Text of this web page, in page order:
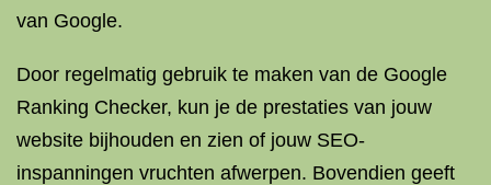
van Google.
Door regelmatig gebruik te maken van de Google
Ranking Checker, kun je de prestaties van jouw
website bijhouden en zien of jouw SEO-
inspanningen vruchten afwerpen. Bovendien geeft